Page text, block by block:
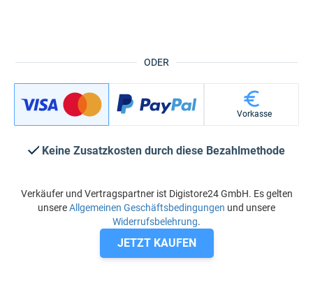
ODER
Vorkasse
Keine Zusatzkosten durch diese Bezahlmethode
Verkäufer und Vertragspartner ist Digistore24 GmbH. Es gelten
unsereAllgemeinen Geschäftsbedingungen und unsere
Widerrufsbelehrung.
JETZT KAUFEN